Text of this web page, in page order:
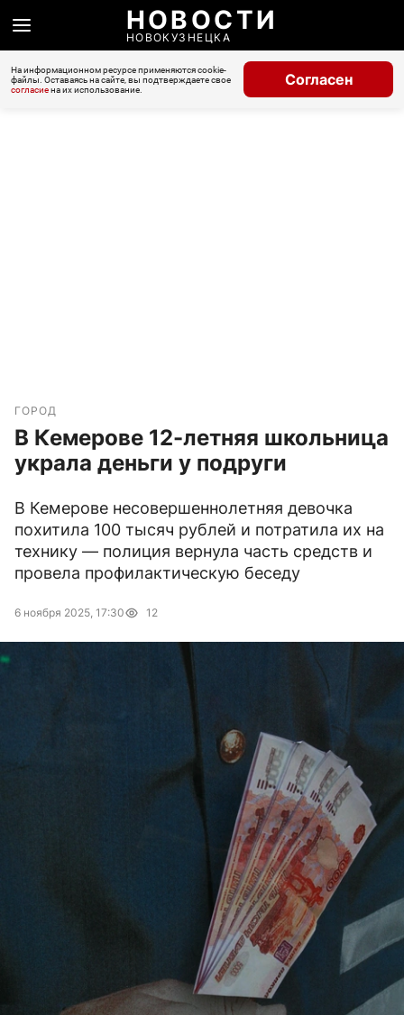
НОВОСТИ
НОВОКУЗНЕЦКА
На информационном ресурсе применяются cookie-
файлы. Оставаясь на сайте, вы подтверждаете свое
согласиена их использование.
Согласен
ГОРОД
В Кемерове 12-летняя школьница
украла деньги у подруги
В Кемерове несовершеннолетняя девочка
похитила 100 тысяч рублей и потратила их на
технику — полиция вернула часть средств и
провела профилактическую беседу
6 ноября 2025, 17:30 12